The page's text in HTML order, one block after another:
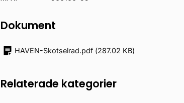
Dokument
HAVEN-Skotselrad.pdf (287.02 KB)
Relaterade kategorier